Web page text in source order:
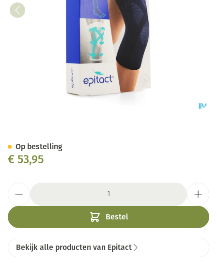
€ 53,95
Bestel
Op bestelling
Bekijk alle producten van Epitact